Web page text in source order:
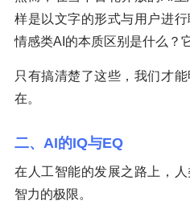
样是以文字的形式与用户进
情感类AI的本质区别是什么？
只有搞清楚了这些，我们才
在。
二、AI的IQ与EQ
在人工智能的发展之路上，
智力的极限。